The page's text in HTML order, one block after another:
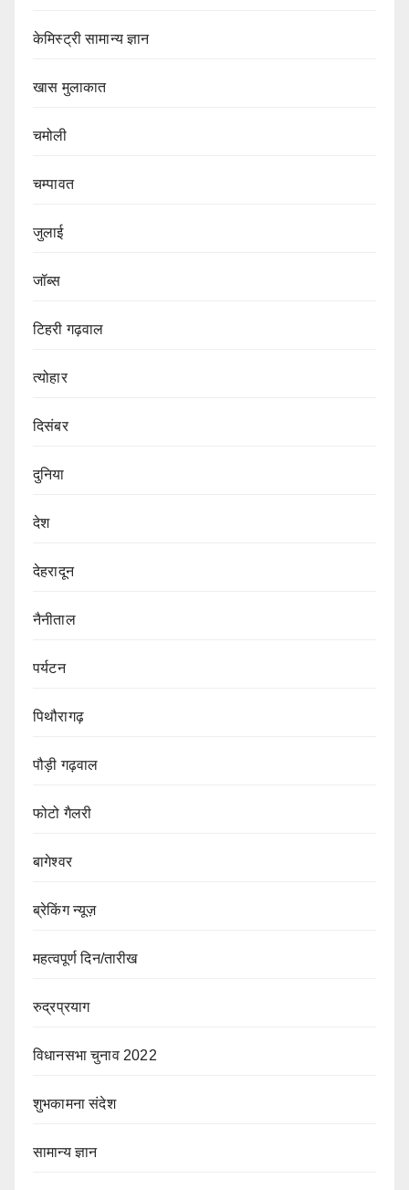
केमिस्ट्री सामान्य ज्ञान
खास मुलाकात
चमोली
चम्पावत
जुलाई
जॉब्स
टिहरी गढ़वाल
त्योहार
दिसंबर
दुनिया
देश
देहरादून
नैनीताल
पर्यटन
पिथौरागढ़
पौड़ी गढ़वाल
फोटो गैलरी
बागेश्वर
ब्रेकिंग न्यूज़
महत्वपूर्ण दिन/तारीख
रुद्रप्रयाग
विधानसभा चुनाव 2022
शुभकामना संदेश
सामान्य ज्ञान